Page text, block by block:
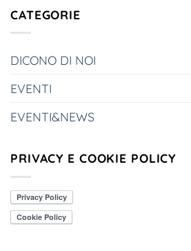
CATEGORIE
DICONO DI NOI
EVENTI
EVENTI&NEWS
PRIVACY E COOKIE POLICY